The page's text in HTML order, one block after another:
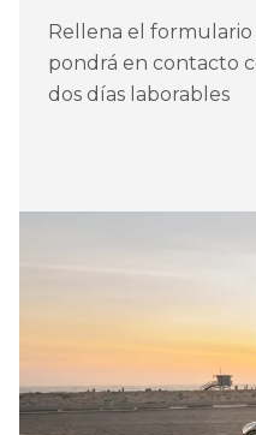
Rellena el
pondrá en contacto
dos días laborables